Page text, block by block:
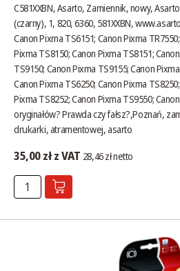
C581XXBN, Asarto, Zamiennik, nowy,
(czarny), 1, 820, 6360, 581XXBN,
Canon Pixma TS6151; Canon Pixma
Pixma TS8150; Canon Pixma TS8151;
TS9150; Canon Pixma TS9155; Canon
Canon Pixma TS6250; Canon Pixma
Pixma TS8252; Canon Pixma TS9550;
oryginałów? Prawda czy fałsz?,Poznań,
drukarki, atramentowej, asarto
35,00 zł z VAT 28,46 zł netto